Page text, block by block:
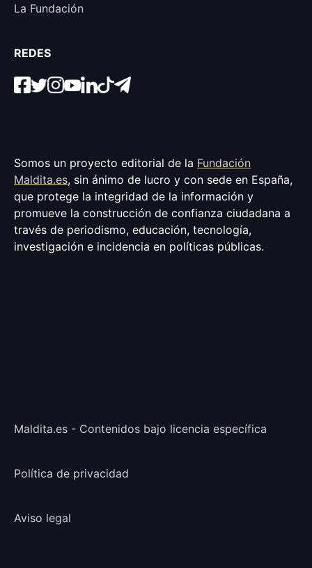
La Fundación
REDES
Somos un proyecto editorial de la Fundación
Maldita.es, sin ánimo de lucro y con sede en España,
que protege la integridad de la información y
promueve la construcción de confianza ciudadana a
través de periodismo, educación, tecnología,
investigación e incidencia en políticas públicas.
Maldita.es - Contenidos bajo licencia específica
Política de privacidad
Aviso legal